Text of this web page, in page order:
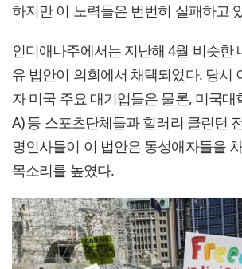
하지만 이 노력들은 번번히 실패하고
인디애나주에서는 지난해 4월 비슷한
유 법안이 의회에서 채택되었다. 당시
자 미국 주요 대기업들은 물론, 미국대
A) 등 스포츠단체들과 힐러리 클린턴
명인사들이 이 법안은 동성애자들을
목소리를 높였다.